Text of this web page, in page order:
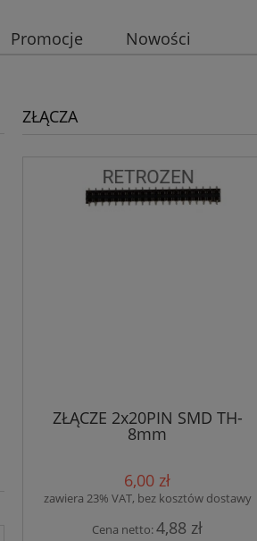
Promocje Nowości
ZŁĄCZA
ZŁĄCZE 2x20PIN SMD TH-
8mm
6,00 zł
zawiera 23% VAT, bez kosztów dostawy
Cena netto:4,88 zł